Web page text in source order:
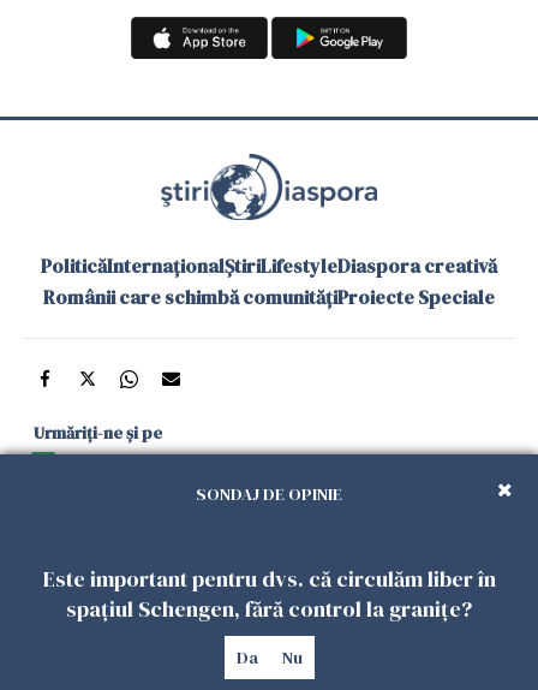
PoliticăInternaționalȘtiriLifestyleDiaspora creativă
Românii care schimbă comunitățiProiecte Speciale
Urmăriți-ne și pe
și în aplicațiile mobile
Politica de
confidențialitate
Politica
Cookies
Gestionați
Contact
Declarație de
accesibilitate
Copyright 2026. Toate drepturile rezervate.
SONDAJ DE OPINIE
Este important pentru dvs. că circulăm liber în
spațiul Schengen, fără control la granițe?
Da Nu